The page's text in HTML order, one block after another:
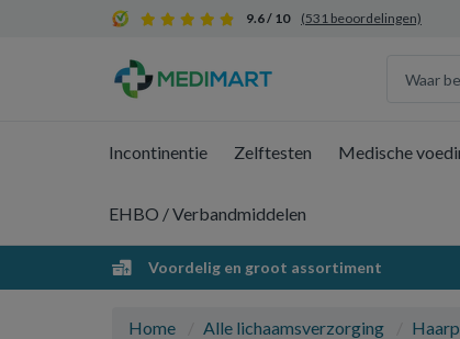
9.6 / 10 (531 beoordelingen)
Incontinentie Zelftesten Medische
EHBO / Verbandmiddelen
Voordelig en groot assortiment
Home Alle lichaamsverzorging